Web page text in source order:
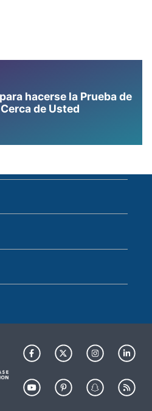
hacerse la Prueba de
de Usted